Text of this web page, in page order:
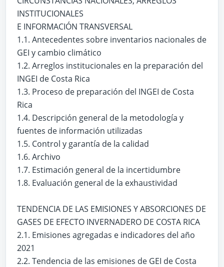
INSTITUCIONALES
E INFORMACIÓN TRANSVERSAL
1.1. Antecedentes sobre inventarios nacionales de
GEI y cambio climático
1.2. Arreglos institucionales en la preparación del
INGEI de Costa Rica
1.3. Proceso de preparación del INGEI de Costa
Rica
1.4. Descripción general de la metodología y
fuentes de información utilizadas
1.5. Control y garantía de la calidad
1.6. Archivo
1.7. Estimación general de la incertidumbre
1.8. Evaluación general de la exhaustividad
TENDENCIA DE LAS EMISIONES Y ABSORCIONES DE
GASES DE EFECTO INVERNADERO DE COSTA RICA
2.1. Emisiones agregadas e indicadores del año
2021
2.2. Tendencia de las emisiones de GEI de Costa